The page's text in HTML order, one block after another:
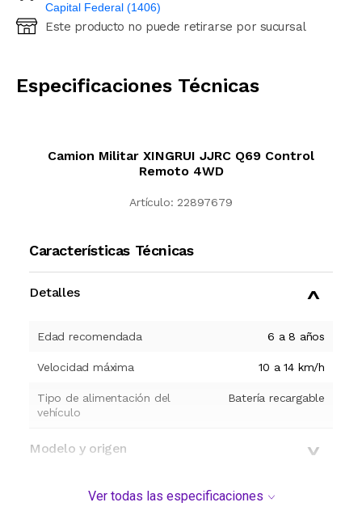
Capital Federal (1406)
Ingresá código postal (sólo números)
Este producto no puede retirarse por sucursal
Especificaciones Técnicas
Camion Militar XINGRUI JJRC Q69 Control
Remoto 4WD
Artículo: 22897679
Características Técnicas
Detalles
Edad recomendada 6 a 8 años
Velocidad máxima 10 a 14 km/h
Tipo de alimentación del
vehículo
Batería recargable
Modelo y origen
Ver todas las especificaciones